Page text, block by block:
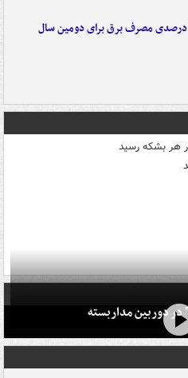
کاهش ۳ درصدی مصرف برق برای دومین سال